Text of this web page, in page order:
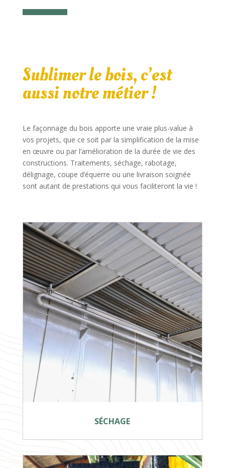
Sublimer le bois, c’est
aussi notre métier !
Le façonnage du bois apporte une vraie plus-value à
vos projets, que ce soit par la simplification de la mise
en œuvre ou par l’amélioration de la durée de vie des
constructions. Traitements, séchage, rabotage,
délignage, coupe d’équerre ou une livraison soignée
sont autant de prestations qui vous faciliteront la vie !
SÉCHAGE